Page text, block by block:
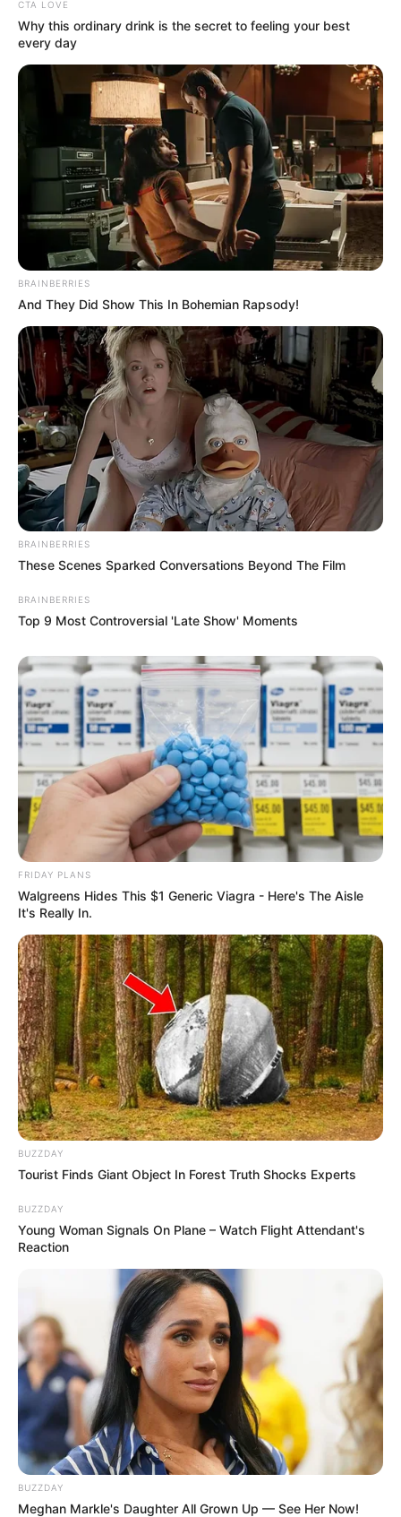
fotos:http://www.happyclippings.com/2013/01/diy-
valentine-paper-roll-owls.html
Texto: Fernanda Guieiro
CTA LOVE
Why this ordinary drink is the secret to feeling your best
every day
BRAINBERRIES
And They Did Show This In Bohemian Rapsody!
BRAINBERRIES
These Scenes Sparked Conversations Beyond The Film
BRAINBERRIES
Top 9 Most Controversial 'Late Show' Moments
FRIDAY PLANS
Walgreens Hides This $1 Generic Viagra - Here's The Aisle
It's Really In.
BUZZDAY
Tourist Finds Giant Object In Forest Truth Shocks Experts
BUZZDAY
Young Woman Signals On Plane – Watch Flight Attendant's
Reaction
BUZZDAY
Meghan Markle's Daughter All Grown Up — See Her Now!